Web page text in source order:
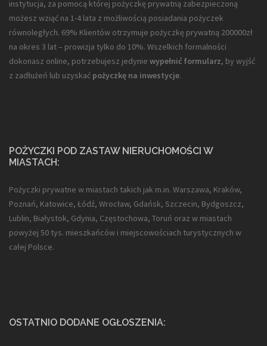
instytucja, za pomocą której pożyczkę prywatną zabezpieczoną
możesz wziąć na 1-4 lata z możliwością posiadania pożyczek
równoległych. 69% Klientów otrzymuje pożyczkę prywatną 200000zł
na okres 3 lat – prowizja tylko do 10%. Wszelkich formalności
dokonasz online, potrzebujesz jedynie wypełnić formularz, by wyjść
z zadłużeń lub uzyskać pożyczkę na inwestycje.
POŻYCZKI POD ZASTAW NIERUCHOMOŚCI W
MIASTACH:
Pożyczki prywatne w miastach takich jak m.in. Warszawa, Kraków,
Poznań, Katowice, Łódź, Wrocław, Gdańsk, Szczecin, Bydgoszcz,
Lublin, Białystok, Gdynia, Częstochowa, Toruń oraz w miastach
powyżej 50 tys. mieszkańców i miejscowościach turystycznych w
całej Polsce.
OSTATNIO DODANE OGŁOSZENIA: